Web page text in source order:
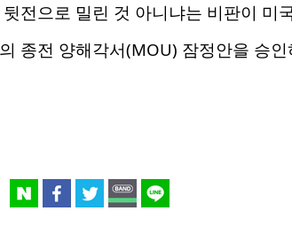
전으로 밀린 것 아니냐는 비판이 미
종전 양해각서(MOU) 잠정안을 승